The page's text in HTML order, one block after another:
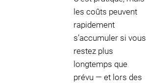
les coûts peuvent
rapidement
s’accumuler si vous
restez plus
longtemps que
prévu — et lors des